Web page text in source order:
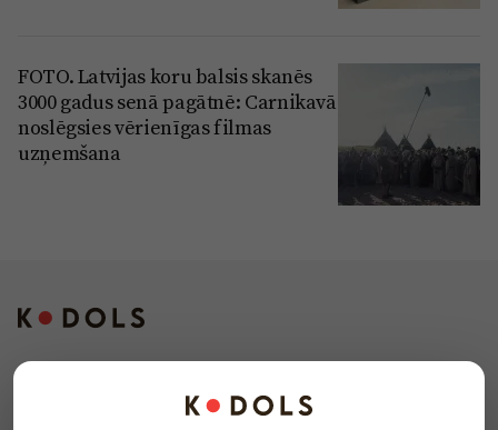
FOTO. Latvijas koru balsis skanēs
3000 gadus senā pagātnē: Carnikavā
noslēgsies vērienīgas filmas
uzņemšana